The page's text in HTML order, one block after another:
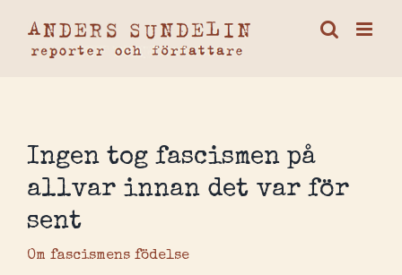
innehållet
Ingen tog fascismen på
allvar innan det var för
sent
Om fascismens födelse